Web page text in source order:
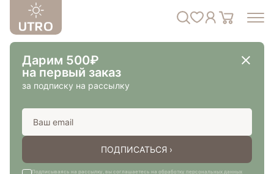
Дарим 500₽
на первый заказ
за подписку на рассылку
ПОДПИСАТЬСЯ ›
Подписываясь на рассылку, вы соглашаетесь наобработку персональных данных